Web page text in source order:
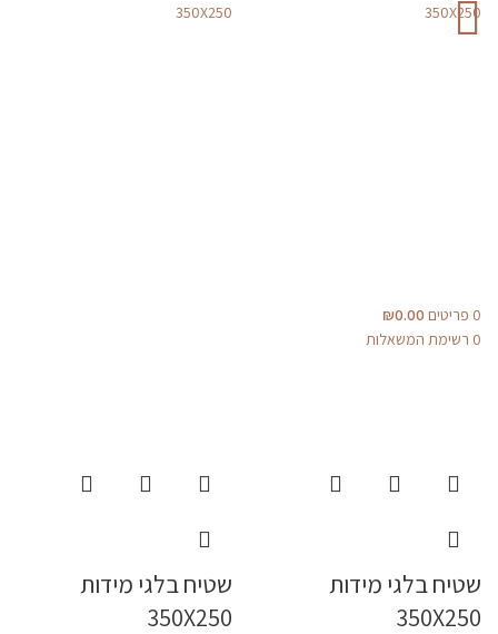
0 פריטים ₪0.00
0 רשימת המשאלות
350X250
שטיח בלגי מידות
350X250
350X250
שטיח בלגי מידות
350X250